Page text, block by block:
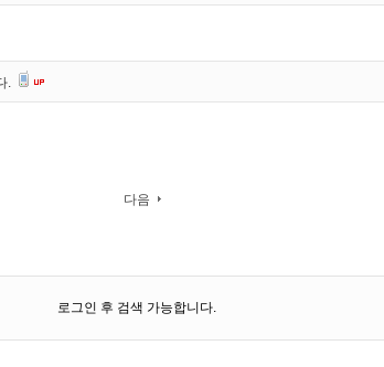
.
다음
로그인 후 검색 가능합니다.